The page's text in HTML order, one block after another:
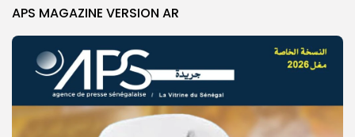
APS MAGAZINE VERSION AR